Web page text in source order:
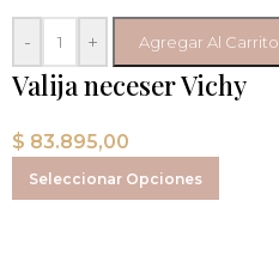
- + Agregar Al Carrito
Valija neceser Vichy
$ 83.895,00
Seleccionar Opciones